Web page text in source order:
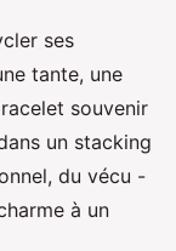
ses
tante, une
souvenir
un stacking
du vécu -
à un